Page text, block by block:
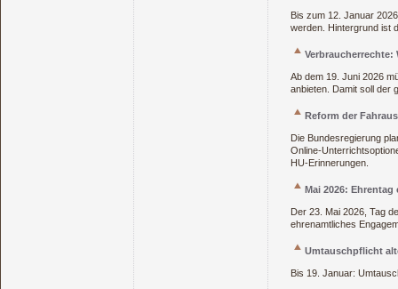
Bis zum 12. Januar
werden. Hintergrund ist
Ab dem 19. Juni 2026
anbieten. Damit soll der
Reform der
Die Bundesregierung
HU‑Erinnerungen.
Mai 2026:
Der 23. Mai 2026, Tag
ehrenamtliches
Umtauschpflicht
Bis 19. Januar: